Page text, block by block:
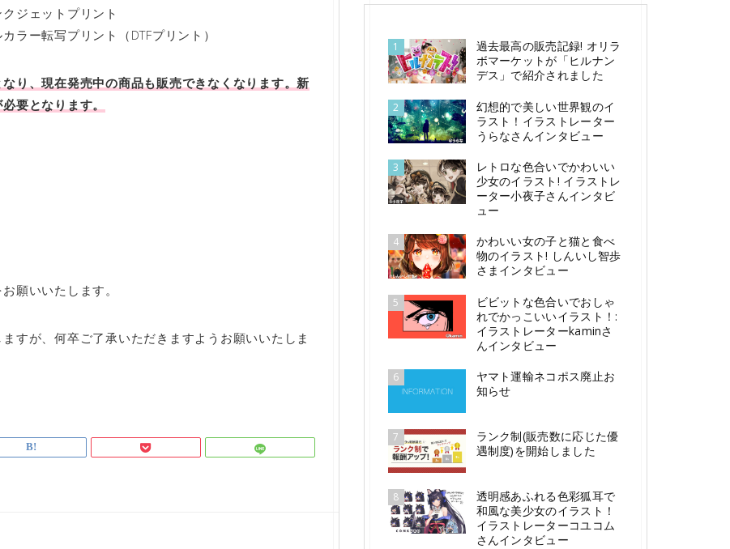
ジェットプリント
ラー転写プリント（DTFプリント）
り、現在発売中の商品も販売できなくなります。新
要となります。
願いいたします。
すが、何卒ご了承いただきますようお願いいたしま
1
過去最高の販売記録! オリラ
ボマーケットが「ヒルナン
デス」で紹介されました
2
幻想的で美しい世界観のイ
ラスト！イラストレーター
うらなさんインタビュー
3
レトロな色合いでかわいい
少女のイラスト! イラストレ
ーター小夜子さんインタビ
ュー
4
かわいい女の子と猫と食べ
物のイラスト! しんいし智歩
さまインタビュー
5
ビビットな色合いでおしゃ
れでかっこいいイラスト！:
イラストレーターkaminさ
んインタビュー
6
ヤマト運輸ネコポス廃止お
知らせ
7
ランク制(販売数に応じた優
遇制度)を開始しました
8
透明感あふれる色彩狐耳で
和風な美少女のイラスト！
イラストレーターコユコム
さんインタビュー